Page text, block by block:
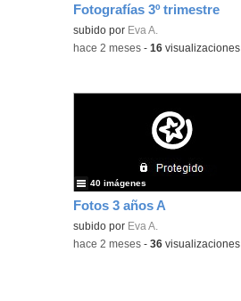
Fotografías 3º trimestre
Contenido educativo.
subido por Eva A.
-hace 2 meses -16 visualizaciones
Fotos 3 años A
Contenido educativo.
subido por Eva A.
40 imágenes
-hace 2 meses -36 visualizaciones